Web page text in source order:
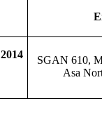
SGAN 610,
Asa